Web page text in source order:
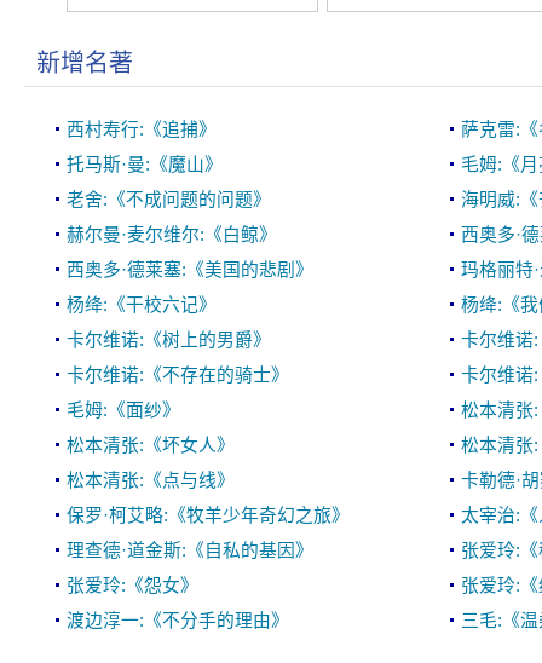
新增名著
西村寿行:《追捕》
萨克雷:
托马斯·曼:《魔山》
毛姆:《
老舍:《不成问题的问题》
海明威:
赫尔曼·麦尔维尔:《白鲸》
西奥多·
西奥多·德莱塞:《美国的悲剧》
玛格丽特
杨绛:《干校六记》
杨绛:《
卡尔维诺:《树上的男爵》
卡尔维诺
卡尔维诺:《不存在的骑士》
卡尔维诺
毛姆:《面纱》
松本清张
松本清张:《坏女人》
松本清张
松本清张:《点与线》
卡勒德·
保罗·柯艾略:《牧羊少年奇幻之旅》
太宰治:
理查德·道金斯:《自私的基因》
张爱玲:
张爱玲:《怨女》
张爱玲:
渡边淳一:《不分手的理由》
三毛:《